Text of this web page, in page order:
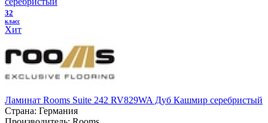
32
класс
Хит
Ламинат Rooms Suite 242 RV829WA Дуб Кашмир серебристый
Страна: Германия